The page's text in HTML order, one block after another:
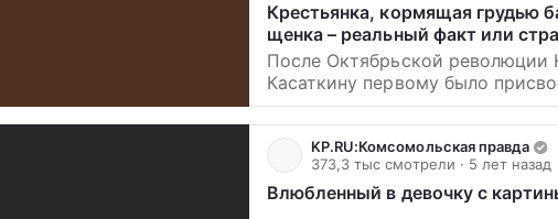
Крестьянка, кормящая грудью
щенка – реальный факт или
аллегория?
После Октябрьской революции
Касаткину первому было
почётное звание народного
Российской республики, это
1923 г. Почему именно ему?
Алексеевич Касаткин родился в
1859 г. в семье художника,
KP.RU:Комсомольская правда
373,3 тыс смотрели · 5 лет назад
Влюбленный в девочку с